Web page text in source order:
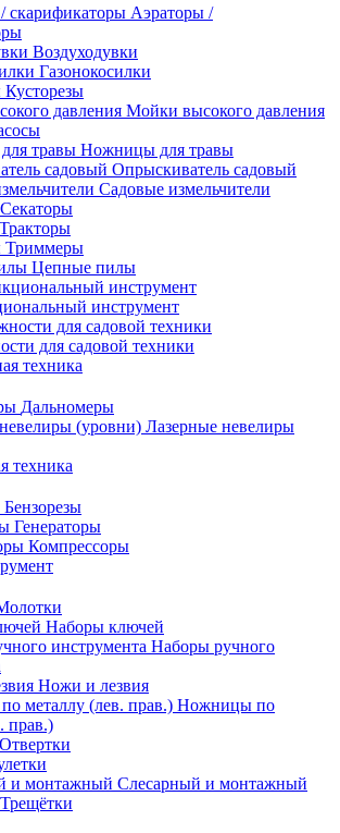
Аэраторы /
Воздуходувки
Газонокосилки
Кусторезы
Мойки высокого давления
Ножницы для травы
Опрыскиватель садовый
Садовые измельчители
Секаторы
Тракторы
Триммеры
Цепные пилы
инструмент
для садовой техники
техника
Дальномеры
Лазерные невелиры
техника
Бензорезы
Генераторы
Компрессоры
Наборы ключей
Наборы ручного
Ножи и лезвия
Ножницы по
прав.)
Отвертки
Слесарный и монтажный
Трещётки